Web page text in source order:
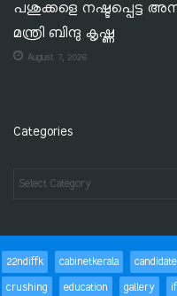
പശുക്കളെ നഷ്ടപ്പെട്ട
മന്ത്രി ബിന്ദു കൃഷ്ണ
August 7, 2026
Categories
22ndiffk cabinetkerala candidate
crushing
education gallery